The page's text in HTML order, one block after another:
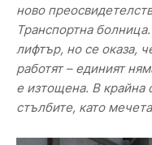
ново
Транспортна
лифтър, но се оказа,
работят – единият
е изтощена. В крайна
стълбите, като